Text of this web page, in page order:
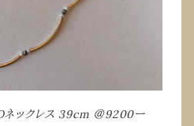
ネックレス 39cm ＠9200ー